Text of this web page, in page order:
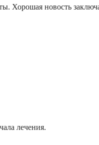
Хорошая новость
лечения.